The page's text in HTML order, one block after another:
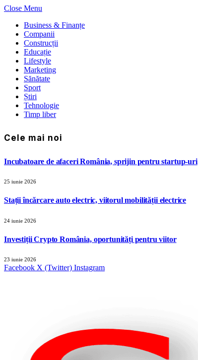
Close Menu
Business & Finanțe
Companii
Construcții
Educație
Lifestyle
Marketing
Sănătate
Sport
Știri
Tehnologie
Timp liber
Cele mai noi
Incubatoare de afaceri România, sprijin pentru startup-uri
25 iunie 2026
Stații încărcare auto electric, viitorul mobilității electrice
24 iunie 2026
Investiții Crypto România, oportunități pentru viitor
23 iunie 2026
Facebook X (Twitter) Instagram